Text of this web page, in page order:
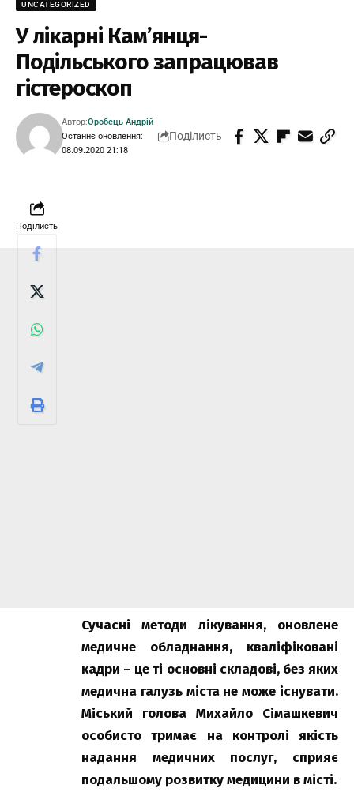
UNCATEGORIZED
У лікарні Кам’янця-
Подільського запрацював
гістероскоп
Останнє оновлення:
08.09.2020 21:18
Автор:Оробець Андрій
Поділисть
Поділисть
Сучасні методи лікування, оновлене
медичне обладнання, кваліфіковані
кадри – це ті основні складові, без яких
медична галузь міста не може існувати.
Міський голова Михайло Сімашкевич
особисто тримає на контролі якість
надання медичних послуг, сприяє
подальшому розвитку медицини в місті.